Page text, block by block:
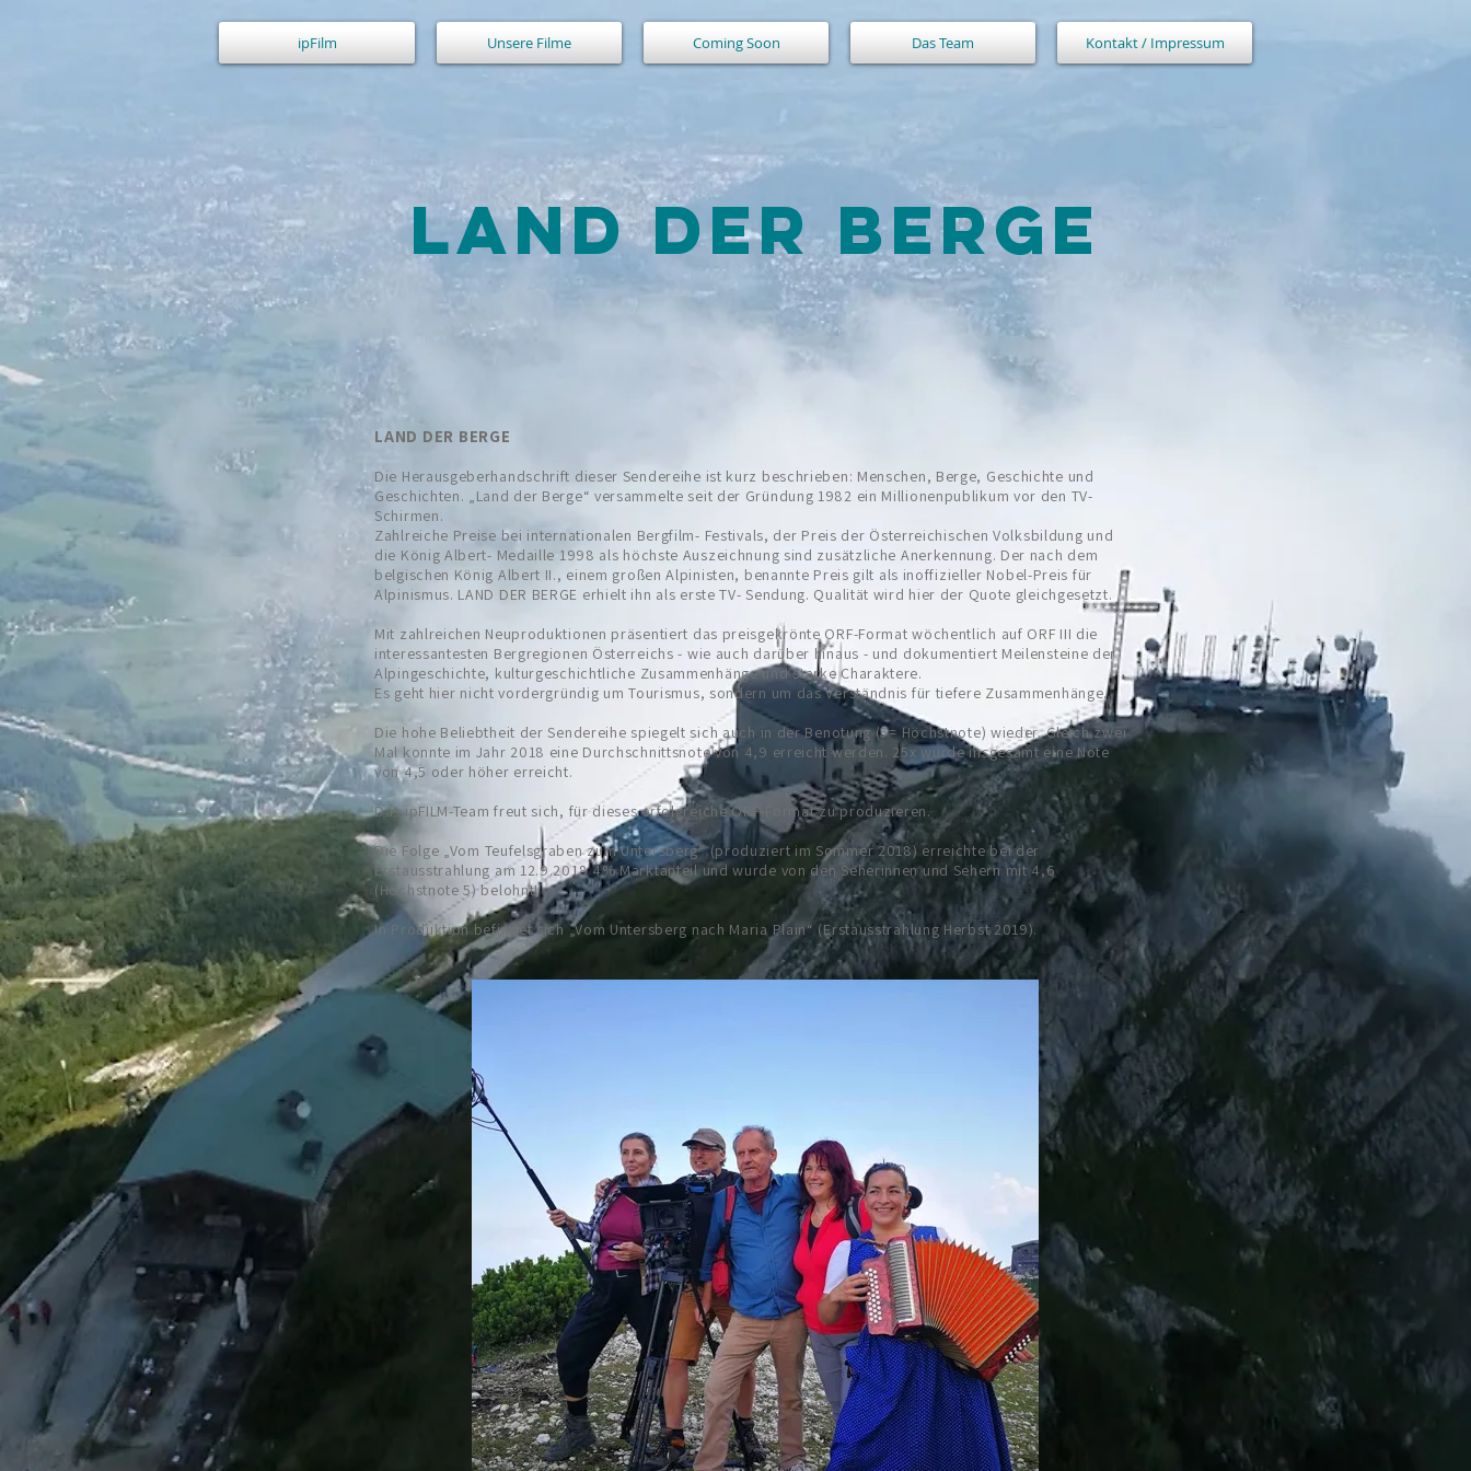
ipFilm Unsere Filme Coming Soon Das Team Kontakt / Impressum
LAND DER BERGE
LAND DER BERGE
Die Herausgeberhandschrift dieser Sendereihe ist kurz beschrieben: Menschen, Berge, Geschichte und
Geschichten. „Land der Berge“ versammelte seit der Gründung 1982 ein Millionenpublikum vor den TV-
Schirmen.
Zahlreiche Preise bei internationalen Bergfilm- Festivals, der Preis der Österreichischen Volksbildung und
die König Albert- Medaille 1998 als höchste Auszeichnung sind zusätzliche Anerkennung. Der nach dem
belgischen König Albert II., einem großen Alpinisten, benannte Preis gilt als inoffizieller Nobel-Preis für
Alpinismus. LAND DER BERGE erhielt ihn als erste TV- Sendung. Qualität wird hier der Quote gleichgesetzt.
Mit zahlreichen Neuproduktionen präsentiert das preisgekrönte ORF-Format wöchentlich auf ORF III die
interessantesten Bergregionen Österreichs - wie auch darüber hinaus - und dokumentiert Meilensteine der
Alpingeschichte, kulturgeschichtliche Zusammenhänge und starke Charaktere.
Es geht hier nicht vordergründig um Tourismus, sondern um das Verständnis für tiefere Zusammenhänge.
Die hohe Beliebtheit der Sendereihe spiegelt sich auch in der Benotung (5= Höchstnote) wieder. Gleich zwei
Mal konnte im Jahr 2018 eine Durchschnittsnote von 4,9 erreicht werden. 25x wurde insgesamt eine Note
von 4,5 oder höher erreicht.
Das ipFILM-Team freut sich, für dieses erfolgreiche ORF-Format zu produzieren.
Die Folge „Vom Teufelsgraben zum Untersberg“ (produziert im Sommer 2018) erreichte bei der
Erstausstrahlung am 12.9.2018 4% Marktanteil und wurde von den Seherinnen und Sehern mit 4,6
(Höchstnote 5) belohnt!
In Produktion befindet sich „Vom Untersberg nach Maria Plain“ (Erstausstrahlung Herbst 2019).